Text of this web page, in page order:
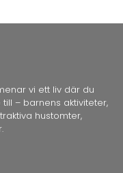
vi ett liv där du
– barnens aktiviteter,
hustomter,